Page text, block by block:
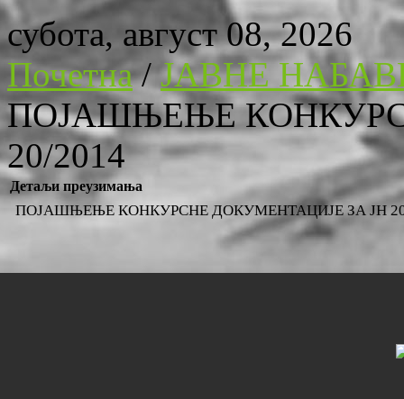
субота, август 08, 2026
Почетна/ЈАВНЕ
ПОЈАШЊЕЊЕ
20/2014
Детаљи преузимања
ПОЈАШЊЕЊЕ КОНКУРСНЕ ДОКУМЕНТАЦИЈЕ ЗА ЈН